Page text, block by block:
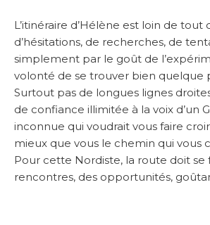
L’itinéraire d’Hélène est loin de tout
d’hésitations, de recherches, de
simplement par le goût de
volonté de se trouver bien quelque
Surtout pas de longues lignes
de confiance illimitée à la voix d’un
inconnue qui voudrait vous faire
mieux que vous le chemin qui vous
Pour cette Nordiste, la route doit se
rencontres, des opportunités,